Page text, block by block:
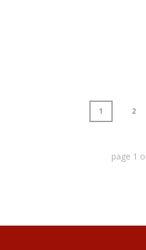
1 2
page 1